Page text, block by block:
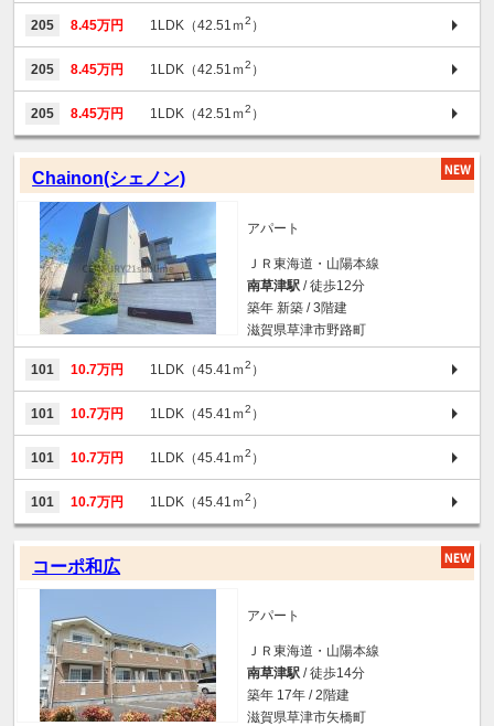
205 8.45万円 1LDK（42.51ｍ2 ）
205 8.45万円 1LDK（42.51ｍ2 ）
205 8.45万円 1LDK（42.51ｍ2 ）
Chainon(シェノン)
アパート
ＪＲ東海道・山陽本線
南草津駅 / 徒歩12分
築年 新築 / 3階建
滋賀県草津市野路町
101 10.7万円 1LDK（45.41ｍ2 ）
101 10.7万円 1LDK（45.41ｍ2 ）
101 10.7万円 1LDK（45.41ｍ2 ）
101 10.7万円 1LDK（45.41ｍ2 ）
コーポ和広
アパート
ＪＲ東海道・山陽本線
南草津駅 / 徒歩14分
築年 17年 / 2階建
滋賀県草津市矢橋町